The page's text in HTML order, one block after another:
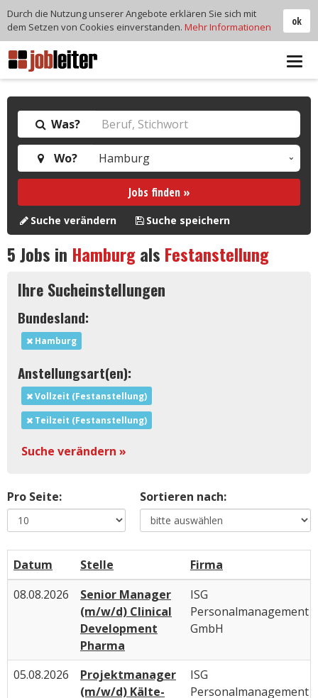
Was?
Wo?
Jobs finden »
Suche verändern Suche speichern
5Jobs in Hamburgals Festanstellung
Ihre Sucheinstellungen
Bundesland:
Hamburg
Anstellungsart(en):
Vollzeit (Festanstellung)
Teilzeit (Festanstellung)
Suche verändern »
Pro Seite: Sortieren nach:
Datum Stelle
Firma
08.08.2026
Senior Manager
(m/w/d) Clinical
Development
Pharma
ISG
Personalmanagement
GmbH
05.08.2026
Projektmanager
(m/w/d) Kälte-
ISG
Personalmanagement
ok
Durch die Nutzung unserer Angebote erklären Sie sich mit
dem Setzen von Cookies einverstanden. Mehr Informationen